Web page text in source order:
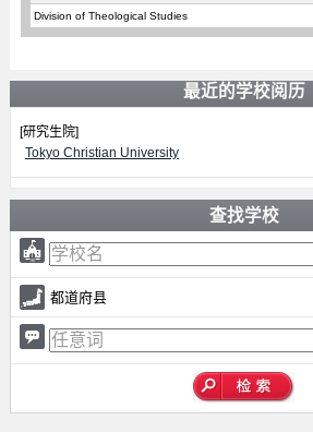
Division of Theological Studies
最近的学校阅历
[研究生院]
Tokyo Christian University
查找学校
都道府县